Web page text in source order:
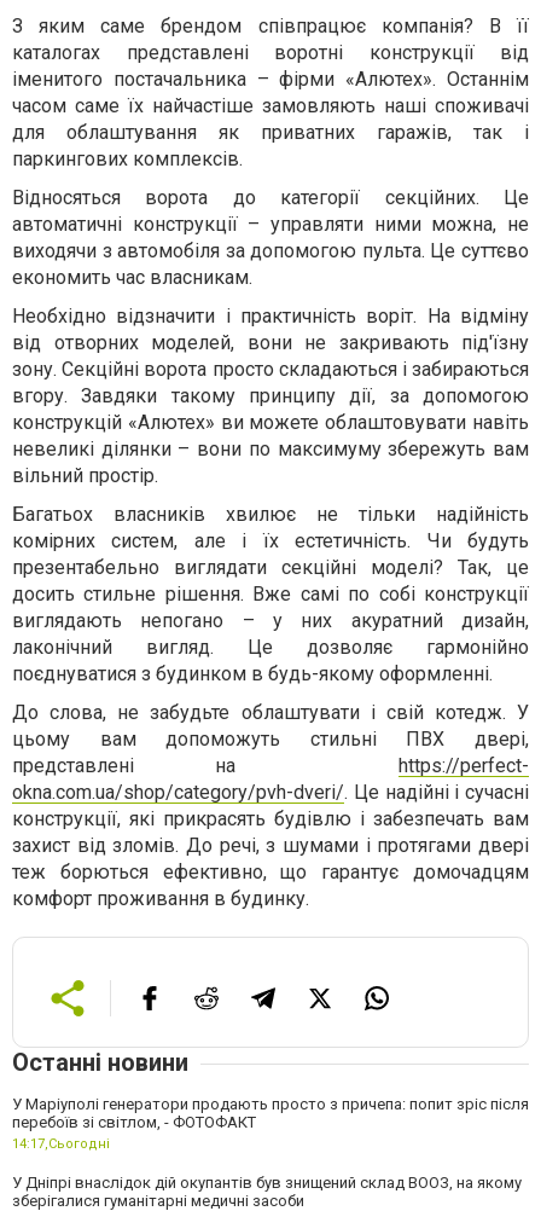
З яким саме брендом співпрацює компанія? В її
каталогах представлені воротні конструкції від
іменитого постачальника – фірми «Алютех». Останнім
часом саме їх найчастіше замовляють наші споживачі
для облаштування як приватних гаражів, так і
паркингових комплексів.
Відносяться ворота до категорії секційних. Це
автоматичні конструкції – управляти ними можна, не
виходячи з автомобіля за допомогою пульта. Це суттєво
економить час власникам.
Необхідно відзначити і практичність воріт. На відміну
від отворних моделей, вони не закривають під'їзну
зону. Секційні ворота просто складаються і забираються
вгору. Завдяки такому принципу дії, за допомогою
конструкцій «Алютех» ви можете облаштовувати навіть
невеликі ділянки – вони по максимуму збережуть вам
вільний простір.
Багатьох власників хвилює не тільки надійність
комірних систем, але і їх естетичність. Чи будуть
презентабельно виглядати секційні моделі? Так, це
досить стильне рішення. Вже самі по собі конструкції
виглядають непогано – у них акуратний дизайн,
лаконічний вигляд. Це дозволяє гармонійно
поєднуватися з будинком в будь-якому оформленні.
До слова, не забудьте облаштувати і свій котедж. У
цьому вам допоможуть стильні ПВХ двері,
представлені на https://perfect-
okna.com.ua/shop/category/pvh-dveri/. Це надійні і сучасні
конструкції, які прикрасять будівлю і забезпечать вам
захист від зломів. До речі, з шумами і протягами двері
теж борються ефективно, що гарантує домочадцям
комфорт проживання в будинку.
Останні новини
У Маріуполі генератори продають просто з причепа: попит зріс після
перебоїв зі світлом, - ФОТОФАКТ
14:17,Сьогодні
У Дніпрі внаслідок дій окупантів був знищений склад ВООЗ, на якому
зберігалися гуманітарні медичні засоби